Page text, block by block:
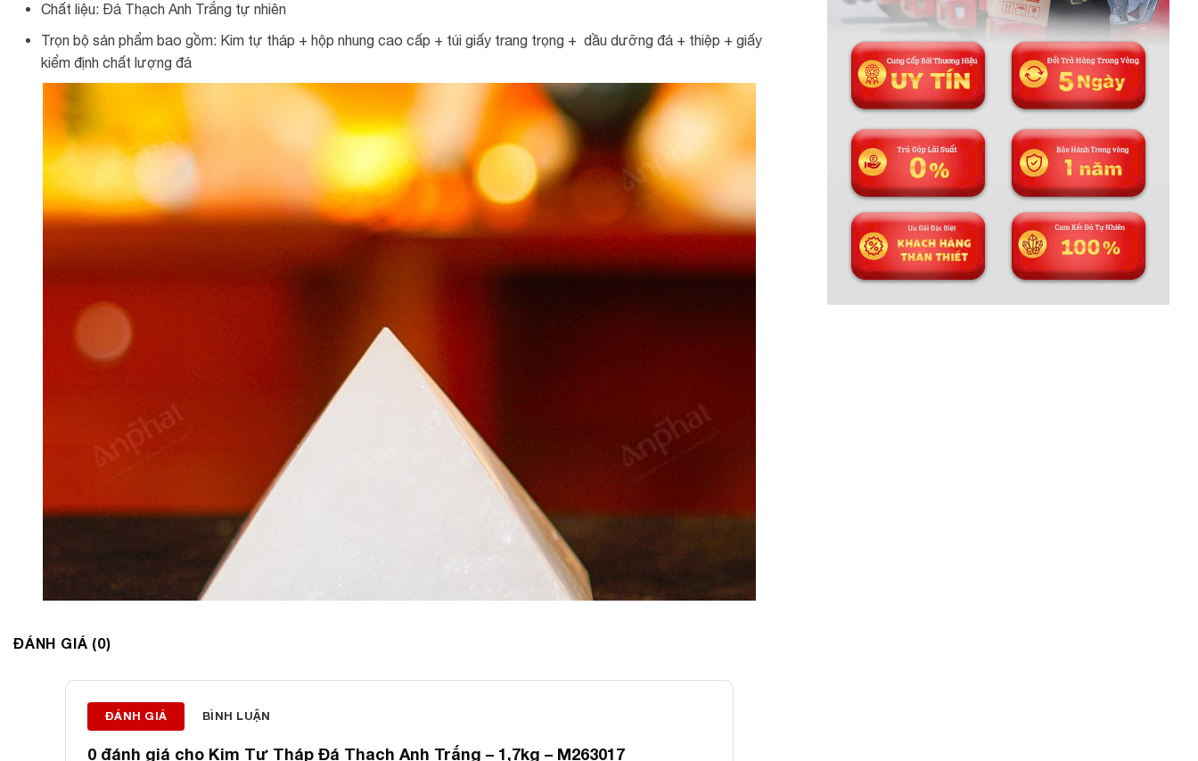
Chất liệu: Đá Thạch Anh Trắng tự nhiên
Trọn bộ sản phẩm bao gồm: Kim tự tháp + hộp nhung cao cấp + túi giấy trang trọng + dầu dưỡng đá + thiệp + giấy
kiểm định chất lượng đá
ĐÁNH GIÁ (0)
ĐÁNH GIÁ BÌNH LUẬN
0 đánh giá cho Kim Tự Tháp Đá Thạch Anh Trắng – 1,7kg – M263017